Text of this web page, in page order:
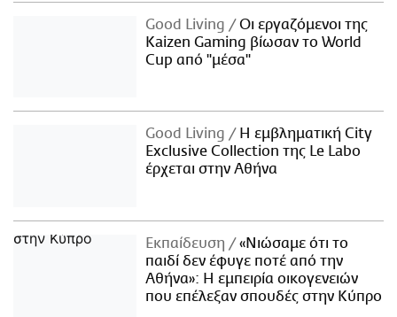
Good Living
Οι εργαζόμενοι της
Kaizen Gaming βίωσαν το World
Cup από "μέσα"
Good Living
Η εμβληματική City
Exclusive Collection της Le Labo
έρχεται στην Αθήνα
Εκπαίδευση
«Νιώσαμε ότι το
παιδί δεν έφυγε ποτέ από την
Αθήνα»: Η εμπειρία οικογενειών
που επέλεξαν σπουδές στην Κύπρο